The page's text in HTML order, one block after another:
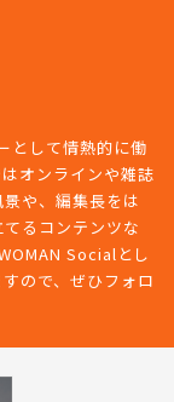
として情熱的に働
オンラインや雑誌
や、編集長をは
るコンテンツな
Socialとし
ので、ぜひフォロ